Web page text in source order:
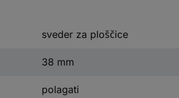
sveder za ploščice
38 mm
polagati